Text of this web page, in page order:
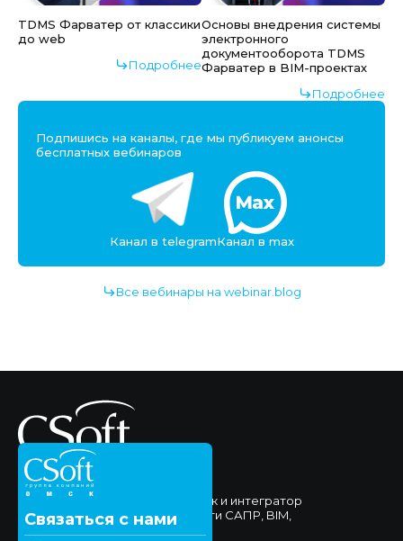
TDMS Фарватер от классики
до web
Подробнее
Основы внедрения системы
электронного
документооборота TDMS
Фарватер в BIM-проектах
Подробнее
Подпишись на каналы, где мы публикуем анонсы
бесплатных вебинаров
Канал в telegramКанал в max
Все вебинары на webinar.blog
Связаться с нами
ЗАО "Сисофт Омск" - поставщик и интегратор
комплексных решений в области САПР, BIM,
Документооборота.